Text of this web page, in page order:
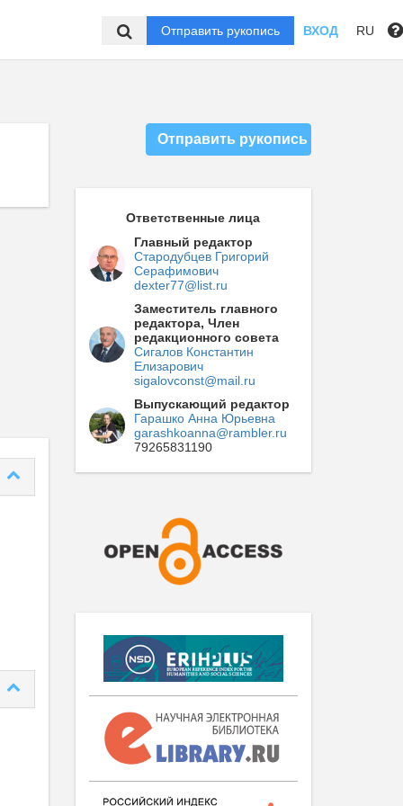
Отправить рукопись ВХОД RU
Отправить рукопись
Ответственные лица
Главный редактор
Стародубцев Григорий
Серафимович
dexter77@list.ru
Заместитель главного
редактора, Член
редакционного совета
Сигалов Константин
Елизарович
sigalovconst@mail.ru
Выпускающий редактор
Гарашко Анна Юрьевна
garashkoanna@rambler.ru
79265831190